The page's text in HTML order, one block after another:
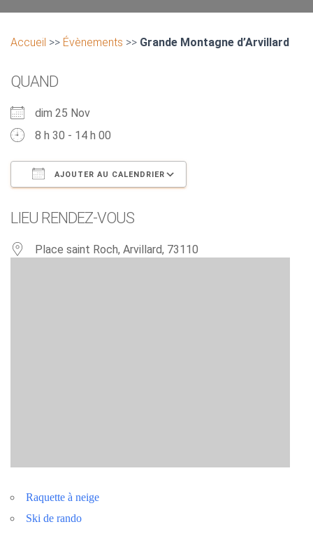
Accueil >> Évènements >> Grande Montagne d’Arvillard
QUAND
dim 25 Nov
8 h 30 - 14 h 00
AJOUTER AU CALENDRIER
LIEU RENDEZ-VOUS
Place saint Roch, Arvillard, 73110
Raquette à neige
Ski de rando